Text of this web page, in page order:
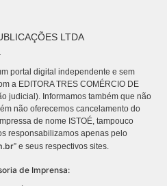
LTDA
portal digital independente e sem
a EDITORA TRES COMÉRCIO DE
judicial). Informamos também que não
não oferecemos cancelamento do
de nome ISTOÉ, tampouco
responsabilizamos apenas pelo
” e seus respectivos sites.
de Imprensa: